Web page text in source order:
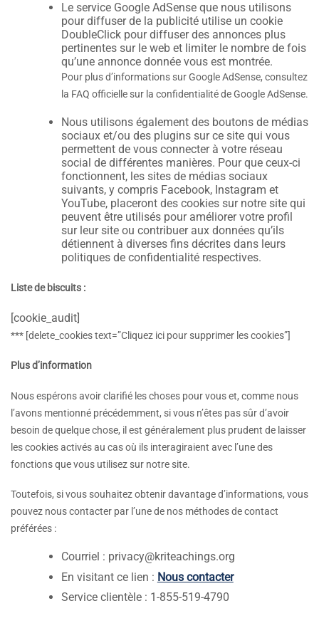
Le service Google AdSense que nous utilisons
pour diffuser de la publicité utilise un cookie
DoubleClick pour diffuser des annonces plus
pertinentes sur le web et limiter le nombre de fois
qu’une annonce donnée vous est montrée.
Pour plus d’informations sur Google AdSense, consultez
la FAQ officielle sur la confidentialité de Google AdSense.
Nous utilisons également des boutons de médias
sociaux et/ou des plugins sur ce site qui vous
permettent de vous connecter à votre réseau
social de différentes manières. Pour que ceux-ci
fonctionnent, les sites de médias sociaux
suivants, y compris Facebook, Instagram et
YouTube, placeront des cookies sur notre site qui
peuvent être utilisés pour améliorer votre profil
sur leur site ou contribuer aux données qu’ils
détiennent à diverses fins décrites dans leurs
politiques de confidentialité respectives.
Liste de biscuits :
[cookie_audit]
*** [delete_cookies text=”Cliquez ici pour supprimer les cookies”]
Plus d’information
Nous espérons avoir clarifié les choses pour vous et, comme nous
l’avons mentionné précédemment, si vous n’êtes pas sûr d’avoir
besoin de quelque chose, il est généralement plus prudent de laisser
les cookies activés au cas où ils interagiraient avec l’une des
fonctions que vous utilisez sur notre site.
Toutefois, si vous souhaitez obtenir davantage d’informations, vous
pouvez nous contacter par l’une de nos méthodes de contact
préférées :
Courriel : privacy@kriteachings.org
En visitant ce lien : Nous contacter
Service clientèle : 1-855-519-4790